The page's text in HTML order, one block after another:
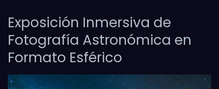
Exposición Inmersiva de
Fotografía Astronómica en
Formato Esférico